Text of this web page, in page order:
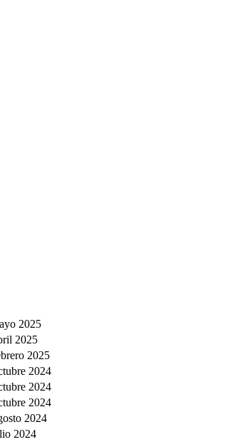
2025
2025
2025
2024
2024
2024
2024
2024